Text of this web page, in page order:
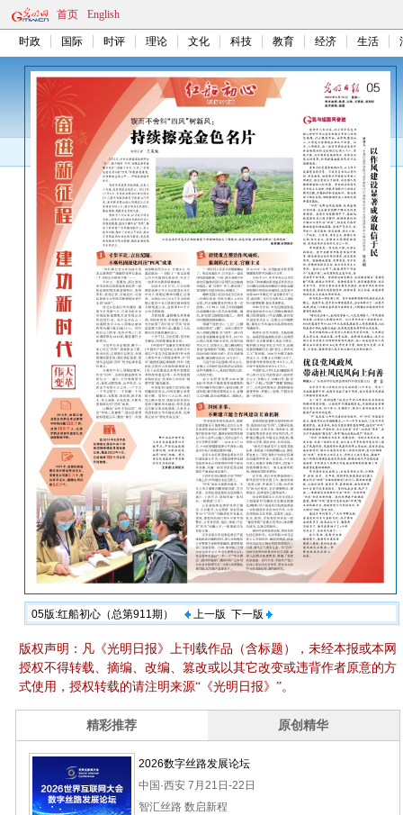
首页 English
时政 国际 时评 理论 文化 科技 教育 经济 生活
05版:红船初心（总第911期） 上一版 下一版
版权声明：凡《光明日报》上刊载作品（含标题），未经本报或本网
授权不得转载、摘编、改编、篡改或以其它改变或违背作者原意的方
式使用，授权转载的请注明来源“《光明日报》”。